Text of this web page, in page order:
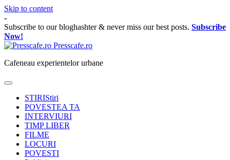
Skip to content
-
Subscribe to our bloghashter & never miss our best posts. Subscribe
Now!
Presscafe.ro
Cafeneau experientelor urbane
STIRIStiri
POVESTEA TA
INTERVIURI
TIMP LIBER
FILME
LOCURI
POVESTI